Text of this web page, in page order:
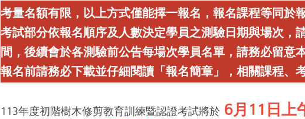
考量名額有限，以上方式僅能擇一報名， 報名課程等同於
考試部分依報名順序及人數決定學員之測驗日期與場次，
間，後續會於各測驗前公告每場次學員名單，請務必留意
報名前請務必下載並仔細閱讀「報名簡章」，相關課程、
113年度初階樹木修剪教育訓練暨認證考試將於 6月11日上